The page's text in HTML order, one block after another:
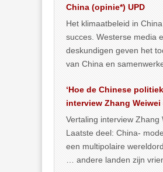
China (opinie*) UPD
Het klimaatbeleid in
succes. Westerse media
deskundigen geven het
van China en
… >> lees meer
‘Hoe de Chinese
interview Zhang Weiwei
Vertaling interview Zhang
Laatste deel: China-
een multipolaire
… andere landen zijn